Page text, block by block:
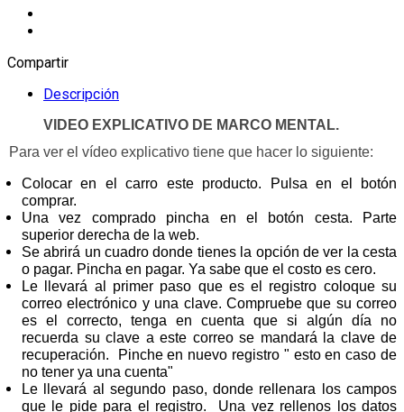
Compartir
Descripción
VIDEO EXPLICATIVO DE MARCO MENTAL.
Para ver el vídeo explicativo tiene que hacer lo siguiente:
Colocar en el carro este producto. Pulsa en el botón
comprar.
Una vez comprado pincha en el botón cesta. Parte
superior derecha de la web.
Se abrirá un cuadro donde tienes la opción de ver la cesta
o pagar. Pincha en pagar. Ya sabe que el costo es cero.
Le llevará al primer paso que es el registro coloque su
correo electrónico y una clave. Compruebe que su correo
es el correcto, tenga en cuenta que si algún día no
recuerda su clave a este correo se mandará la clave de
recuperación. Pinche en nuevo registro " esto en caso de
no tener ya una cuenta"
Le llevará al segundo paso, donde rellenara los campos
que le pide para el registro. Una vez rellenos los datos